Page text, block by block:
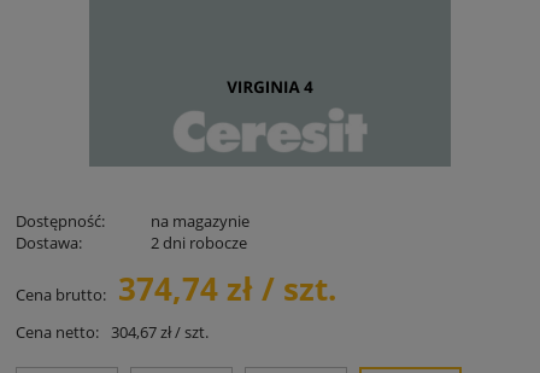
Dostępność:
na magazynie
Dostawa:
2 dni robocze
Cena brutto: 374,74 zł / szt.
Cena netto: 304,67 zł / szt.